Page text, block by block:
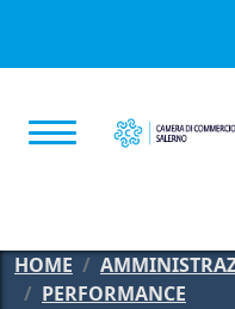
HOME
PERFORMANCE